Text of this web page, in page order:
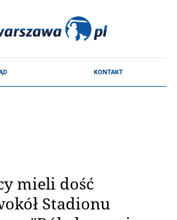
mieli dość
Stadionu